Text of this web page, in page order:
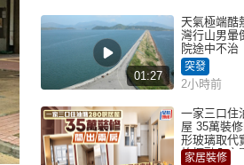
01:27
天氣極端酷
灣行山男暈
院途中不治
突發
2小時前
一家三口住
屋 35萬裝
形玻璃取代
枱櫃融入玄
家居裝修